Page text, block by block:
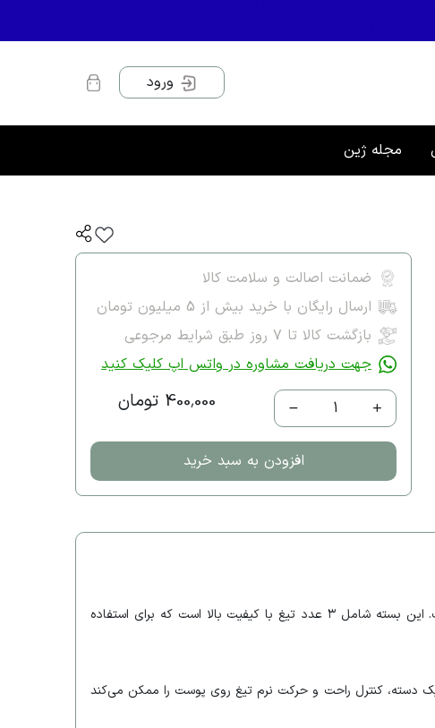
ورود
مجله ژین
ضمانت اصالت و سلامت کالا
ارسال رایگان با خرید بیش از 5 میلیون تومان
بازگشت کالا تا ۷ روز طبق شرایط مرجوعی
جهت دریافت مشاوره در واتس اپ کلیک کنید
1 400,000 تومان
افزودن به سبد خرید
تیغ ابرو و صورت میکسر با طراحی ایمن، دقیق و راحت، محصولی کاربردی برای حذف موهای زائد صورت و مرتب‌سازی ابروها است. این بسته شامل ۳ عدد تیغ با کیفیت بالا است که برای استفاده
دسته، کنترل راحت و حرکت نرم تیغ روی پوست را ممکن می‌کند